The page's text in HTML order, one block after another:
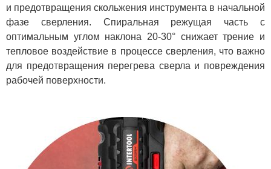
и предотвращения скольжения инструмента в начальной
фазе сверления. Спиральная режущая часть с
оптимальным углом наклона 20-30° снижает трение и
тепловое воздействие в процессе сверления, что важно
для предотвращения перегрева сверла и повреждения
рабочей поверхности.